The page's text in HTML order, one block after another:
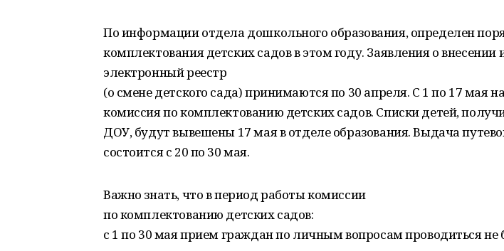
По информации отдела дошкольного образования, определен
комплектования детских садов в этом году. Заявления о внесении
электронный реестр
(о смене детского сада) принимаются по 30 апреля. С 1 по 17 мая
комиссия по комплектованию детских садов. Списки детей,
ДОУ, будут вывешены 17 мая в отделе образования. Выдача
состоится с 20 по 30 мая.
Важно знать, что в период работы комиссии
по комплектованию детских садов:
с 1 по 30 мая прием граждан по личным вопросам проводиться не